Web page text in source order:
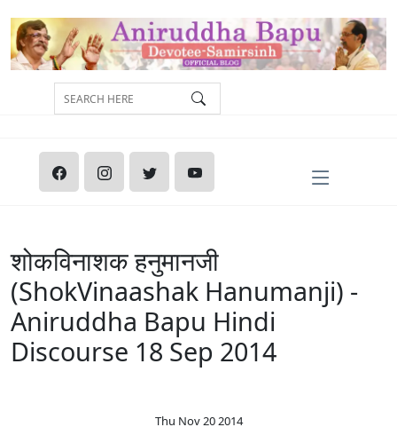
शोकविनाशक हनुमानजी
(ShokVinaashak Hanumanji) -
Aniruddha Bapu Hindi
Discourse 18 Sep 2014
Thu Nov 20 2014